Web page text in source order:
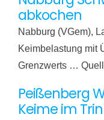
abkochen
Nabburg (VGem),
Keimbelastung mit
Grenzwerts …
Peißenberg
Keime im